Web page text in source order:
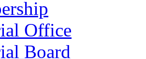
Office
Board